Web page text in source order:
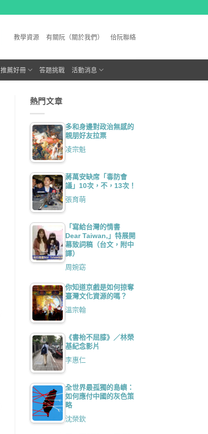
教學資源 有關阮（關於我們） 佮阮聯絡
推薦好冊 答題挑戰 活動消息
熱門文章
多和身邊對政治無感的
親朋好友拉票
凌宗魁
蔣萬安缺席「毒防會
議」10次，不，13次！
張育萌
「寫給台灣的情書
Dear Taiwan,」特展開
幕致詞稿（台文，附中
譯）
周婉窈
你知道京戲是如何掠奪
臺灣文化資源的嗎？
溫宗翰
《書枱不屈膝》／林榮
基紀念影片
李惠仁
全世界最孤獨的島嶼：
如何應付中國的灰色策
略
沈榮欽